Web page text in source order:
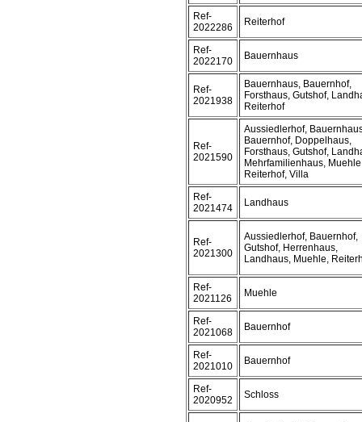
Ref-
2022286
Reiterhof
Ref-
2022170
Bauernhaus
Ref-
2021938
Bauernhaus, Bauernhof,
Forsthaus, Gutshof,
Reiterhof
Ref-
2021590
Aussiedlerhof,
Bauernhof, Doppelhaus,
Forsthaus, Gutshof,
Mehrfamilienhaus,
Reiterhof, Villa
Ref-
2021474
Landhaus
Ref-
2021300
Aussiedlerhof, Bauernhof,
Gutshof, Herrenhaus,
Landhaus, Muehle,
Ref-
2021126
Muehle
Ref-
2021068
Bauernhof
Ref-
2021010
Bauernhof
Ref-
2020952
Schloss